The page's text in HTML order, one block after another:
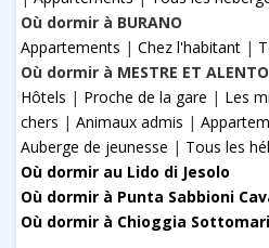
Où dormir à BURANO
Appartements | Chez l'habitant |
Où dormir à MESTRE ET
Hôtels | Proche de la gare | Les
chers | Animaux admis |
Auberge de jeunesse | Tous les
Où dormir au Lido di Jesolo
Où dormir à Punta Sabbioni
Où dormir à Chioggia